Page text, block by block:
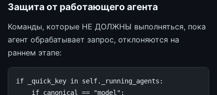
Защита от работающего агента
Команды, которые НЕ ДОЛЖНЫ выполняться, пока
агент обрабатывает запрос, отклоняются на
раннем этапе:
if _quick_key in self. _running_agents :
if canonical == "model" :